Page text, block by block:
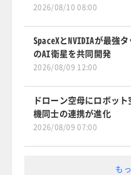
2026/08/10 08:00
SpaceXとNVIDIAが最強
のAI衛星を共同開発
2026/08/09 12:00
ドローン空母にロボッ
機同士の連携が進化
2026/08/09 07:00
も